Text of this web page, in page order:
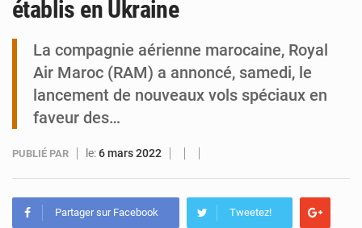
établis en Ukraine
La compagnie aérienne marocaine, Royal
Air Maroc (RAM) a annoncé, samedi, le
lancement de nouveaux vols spéciaux en
faveur des…
PUBLIÉ PAR le:6 mars 2022
Partager sur Facebook Tweetez!